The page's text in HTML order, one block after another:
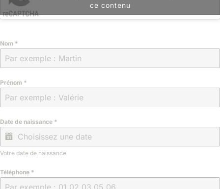
ce contenu
Nom *
Prénom *
Date de naissance *
Votre date de naissance
Téléphone *